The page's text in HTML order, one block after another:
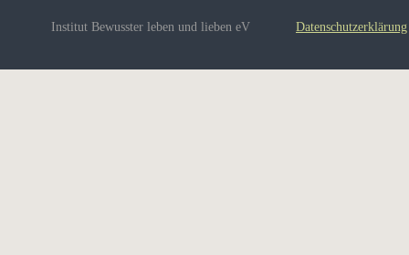
Institut Bewusster leben und lieben eV Datenschutzerklärung